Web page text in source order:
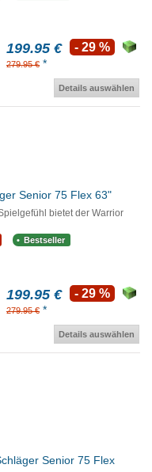
199.95 €
279.95 € *
- 29 %
Details auswählen
Senior 75 Flex 63"
bietet der Warrior
Bestseller
199.95 €
279.95 € *
- 29 %
Details auswählen
Senior 75 Flex